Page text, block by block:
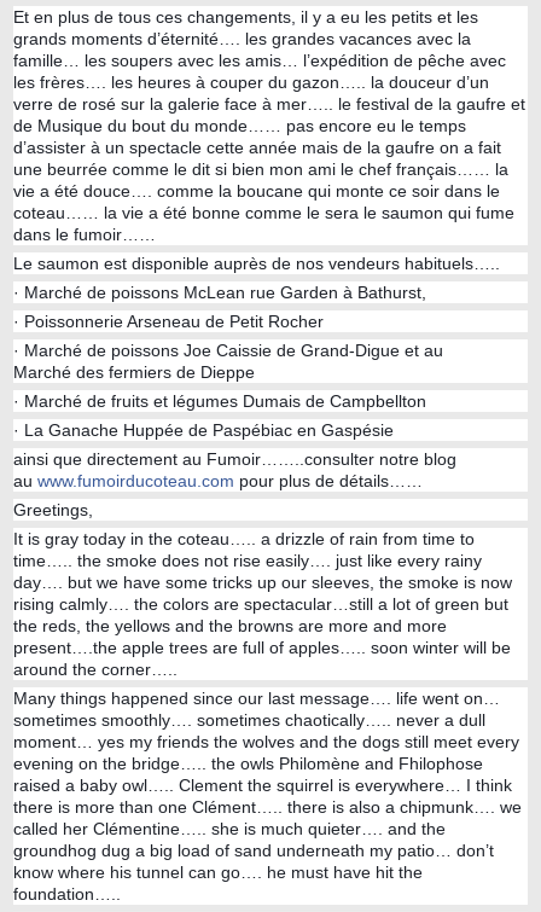
Et en plus de tous ces changements, il y a eu les petits et les
grands moments d’éternité…. les grandes vacances avec la
famille… les soupers avec les amis… l’expédition de pêche avec
les frères…. les heures à couper du gazon….. la douceur d’un
verre de rosé sur la galerie face à mer….. le festival de la gaufre et
de Musique du bout du monde…… pas encore eu le temps
d’assister à un spectacle cette année mais de la gaufre on a fait
une beurrée comme le dit si bien mon ami le chef français…… la
vie a été douce…. comme la boucane qui monte ce soir dans le
coteau…… la vie a été bonne comme le sera le saumon qui fume
dans le fumoir……
Le saumon est disponible auprès de nos vendeurs habituels…..
· Marché de poissons McLean rue Garden à Bathurst,
· Poissonnerie Arseneau de Petit Rocher
· Marché de poissons Joe Caissie de Grand-Digue et au
Marché des fermiers de Dieppe
· Marché de fruits et légumes Dumais de Campbellton
· La Ganache Huppée de Paspébiac en Gaspésie
ainsi que directement au Fumoir……..consulter notre blog
au www.fumoirducoteau.com pour plus de détails……
Greetings,
It is gray today in the coteau….. a drizzle of rain from time to
time….. the smoke does not rise easily…. just like every rainy
day…. but we have some tricks up our sleeves, the smoke is now
rising calmly…. the colors are spectacular…still a lot of green but
the reds, the yellows and the browns are more and more
present….the apple trees are full of apples….. soon winter will be
around the corner…..
Many things happened since our last message…. life went on…
sometimes smoothly…. sometimes chaotically….. never a dull
moment… yes my friends the wolves and the dogs still meet every
evening on the bridge….. the owls Philomène and Fhilophose
raised a baby owl….. Clement the squirrel is everywhere… I think
there is more than one Clément….. there is also a chipmunk…. we
called her Clémentine….. she is much quieter…. and the
groundhog dug a big load of sand underneath my patio… don’t
know where his tunnel can go…. he must have hit the
foundation…..